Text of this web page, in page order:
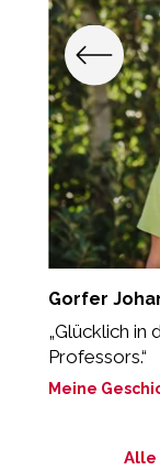
Gorfer
„Glücklich in
Professors.“
Meine
Alle